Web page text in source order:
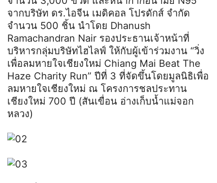
จากบริษัท ดร.ไอจีน เมดิคอล โปรดักส์ จำกัด
จำนวน 500 ชิ้น นำโดย Dhanush
Ramachandran Nair รองประธานเจ้าหน้าที่
บริหารกลุ่มบริษัทไฮไลฟ์ ให้กับผู้เข้าร่วมงาน “วิ่ง
เพื่อลมหายใจเชียงใหม่ Chiang Mai Beat The
Haze Charity Run” ปีที่ 3 ที่จัดขึ้นโดยมูลนิธิเพื่อ
ลมหายใจเชียงใหม่ ณ โครงการชลประทาน
เชียงใหม่ 700 ปี (สันเขื่อน อ่างเก็บน้ำแม่จอก
หลวง)